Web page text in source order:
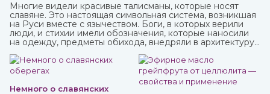
Многие видели красивые талисманы, которые носят
славяне. Это настоящая символьная система, возникшая
на Руси вместе с язычеством. Боги, в которых верили
люди, и стихии имели обозначения, которые наносили
на одежду, предметы обихода, внедряли в архитектуру
окружающим миром, но и просили у него защиты от
темных сил, дурного глаза, болезней, войн и
покровительства в земледелии, семейных делах и т.п.
Немного о славянских